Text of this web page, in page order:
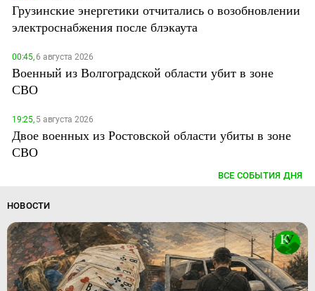
Грузинские энергетики отчитались о возобновлении
электроснабжения после блэкаута
00:45,6 августа 2026
Военный из Волгоградской области убит в зоне
СВО
19:25,5 августа 2026
Двое военных из Ростовской области убиты в зоне
СВО
ВСЕ СОБЫТИЯ ДНЯ
НОВОСТИ